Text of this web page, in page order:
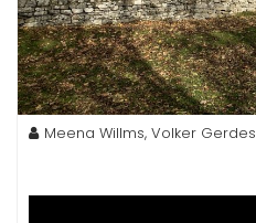
Meena Willms, Volker Gerdes